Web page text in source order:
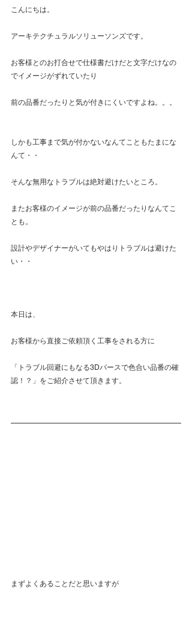
こんにちは。
アーキテクチュラルソリューソンズです。
お客様とのお打合せで仕様書だけだと文字だけなの
でイメージがずれていたり
前の品番だったりと気が付きにくいですよね。。。
しかも工事まで気が付かないなんてこともたまにな
んて・・
そんな無用なトラブルは絶対避けたいところ。
またお客様のイメージが前の品番だったりなんてこ
とも。
設計やデザイナーがいてもやはりトラブルは避けた
い・・
本日は、
お客様から直接ご依頼頂く工事をされる方に
「トラブル回避にもなる3Dパースで色合い品番の確
認！？」をご紹介させて頂きます。
まずよくあることだと思いますが